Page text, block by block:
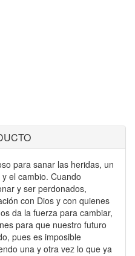
para sanar las heridas, un
el cambio. Cuando
y ser perdonados,
con Dios y con quienes
da la fuerza para cambiar,
para que nuestro futuro
pues es imposible
una y otra vez lo que ya